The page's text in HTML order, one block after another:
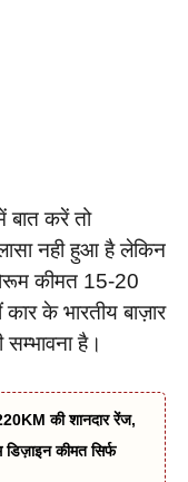
बात करें तो
नही हुआ है लेकिन
कीमत 15-20
के भारतीय बाज़ार
है।
की शानदार रेंज,
डिज़ाइन कीमत सिर्फ